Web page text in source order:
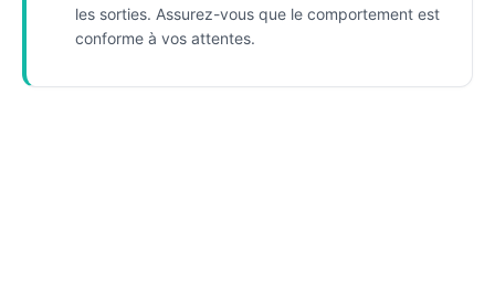
les sorties. Assurez-vous que le comportement est
conforme à vos attentes.